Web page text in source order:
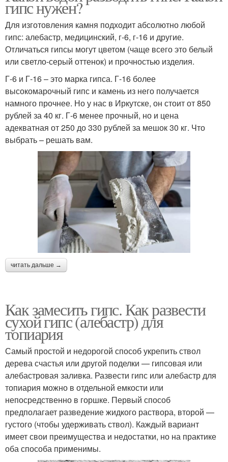
гипс нужен?
Для изготовления камня подходит абсолютно любой
гипс: алебастр, медицинский, г-6, г-16 и другие.
Отличаться гипсы могут цветом (чаще всего это белый
или светло-серый оттенок) и прочностью изделия.
Г-6 и Г-16 – это марка гипса. Г-16 более
высокомарочный гипс и камень из него получается
намного прочнее. Но у нас в Иркутске, он стоит от 850
рублей за 40 кг. Г-6 менее прочный, но и цена
адекватная от 250 до 330 рублей за мешок 30 кг. Что
выбрать – решать вам.
читать дальше →
Как замесить гипс. Как развести
сухой гипс (алебастр) для
топиария
Самый простой и недорогой способ укрепить ствол
дерева счастья или другой поделки — гипсовая или
алебастровая заливка. Развести гипс или алебастр для
топиария можно в отдельной емкости или
непосредственно в горшке. Первый способ
предполагает разведение жидкого раствора, второй —
густого (чтобы удерживать ствол). Каждый вариант
имеет свои преимущества и недостатки, но на практике
оба способа применимы.